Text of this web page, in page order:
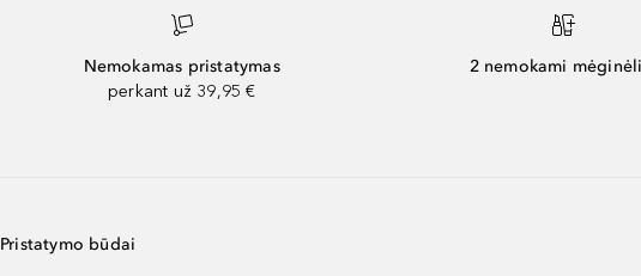
Nemokamas pristatymas
perkant už 39,95 €
2 nemokami
Pristatymo būdai